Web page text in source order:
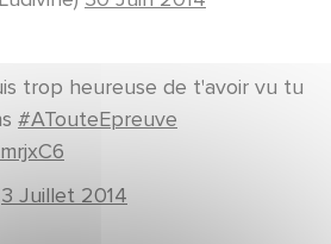
trop heureuse de t'avoir vu tu
#ATouteEpreuve
3 Juillet 2014